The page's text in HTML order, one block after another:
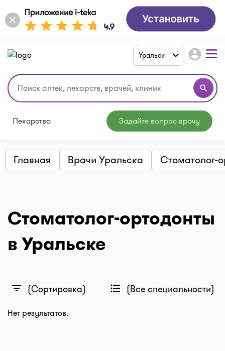
search
Уральск account_circle
Лекарства Задайте вопрос врачу
Главная Врачи Уральска Стоматолог-
Стоматолог-ортодонты
в Уральске
filter_list (Сортировка) format_list_bulleted (Все специальности)
Нет результатов.